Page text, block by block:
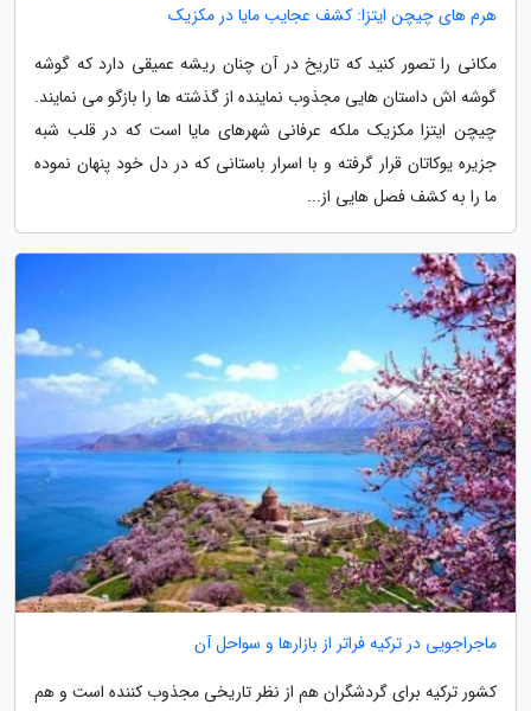
هرم های چیچن ایتزا: کشف عجایب مایا در مکزیک
مکانی را تصور کنید که تاریخ در آن چنان ریشه عمیقی دارد که گوشه
گوشه اش داستان هایی مجذوب نماینده از گذشته ها را بازگو می نمایند.
چیچن ایتزا مکزیک ملکه عرفانی شهرهای مایا است که در قلب شبه
جزیره یوکاتان قرار گرفته و با اسرار باستانی که در دل خود پنهان نموده
ما را به کشف فصل هایی از...
ماجراجویی در ترکیه فراتر از بازارها و سواحل آن
کشور ترکیه برای گردشگران هم از نظر تاریخی مجذوب کننده است و هم